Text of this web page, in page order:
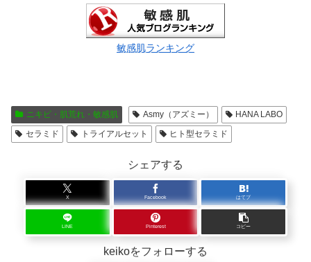
敏感肌ランキング
ニキビ・肌荒れ・敏感肌 Asmy（アズミー）
HANA LABO
セラミド
トライアルセット ヒト型セラミド
シェアする
X Facebook はてブ
LINE Pinterest コピー
keikoをフォローする